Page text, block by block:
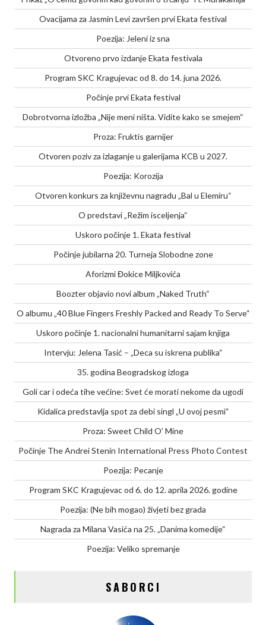
Ovacijama za Jasmin Levi završen prvi Ekata festival
Poezija: Jeleni iz sna
Otvoreno prvo izdanje Ekata festivala
Program SKC Kragujevac od 8. do 14. juna 2026.
Počinje prvi Ekata festival
Dobrotvorna izložba „Nije meni ništa. Vidite kako se smejem“
Proza: Fruktis garnijer
Otvoren poziv za izlaganje u galerijama KCB u 2027.
Poezija: Korozija
Otvoren konkurs za književnu nagradu „Bal u Elemiru“
O predstavi „Režim isceljenja“
Uskoro počinje 1. Ekata festival
Počinje jubilarna 20. Turneja Slobodne zone
Aforizmi Đokice Miljkovića
Boozter objavio novi album „Naked Truth“
O albumu „40 Blue Fingers Freshly Packed and Ready To Serve“
Uskoro počinje 1. nacionalni humanitarni sajam knjiga
Intervju: Jelena Tasić – „Deca su iskrena publika“
35. godina Beogradskog izloga
Goli car i odeća tihe većine: Svet će morati nekome da ugodi
Kidalica predstavlja spot za debi singl „U ovoj pesmi“
Proza: Sweet Child O’ Mine
Počinje The Andrei Stenin International Press Photo Contest
Poezija: Pecanje
Program SKC Kragujevac od 6. do 12. aprila 2026. godine
Poezija: (Ne bih mogao) živjeti bez grada
Nagrada za Milana Vasića na 25. „Danima komedije“
Poezija: Veliko spremanje
SABORCI